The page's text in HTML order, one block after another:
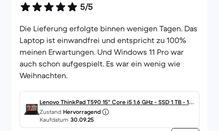
5/5
Die Lieferung erfolgte binnen wenigen Tagen. Das
Laptop ist einwandfrei und entspricht zu 100%
meinen Erwartungen. Und Windows 11 Pro war
auch schon aufgespielt. Es war ein wenig wie
Weihnachten.
Lenovo ThinkPad T590 15" Core i5 1.6 GHz - SSD 1 TB - 16
GB QWERTZ - Deutsch
Zustand Hervorragend
Kaufdatum 30.09.25